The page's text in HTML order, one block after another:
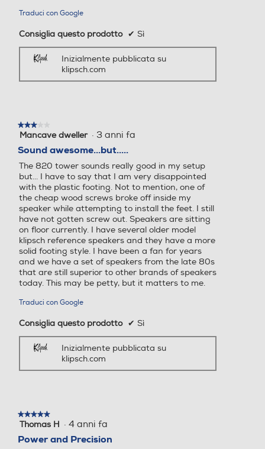
Traduci con Google
Consiglia questo prodotto ✔ Sì
Inizialmente pubblicata su
klipsch.com
★★★★★
★★★★★
3
5
stelle.
Mancave dweller · 3 anni fa
Sound awesome...but.....
The 820 tower sounds really good in my setup
but... I have to say that I am very disappointed
with the plastic footing. Not to mention, one of
the cheap wood screws broke off inside my
speaker while attempting to install the feet. I still
have not gotten screw out. Speakers are sitting
on floor currently. I have several older model
klipsch reference speakers and they have a more
solid footing style. I have been a fan for years
and we have a set of speakers from the late 80s
that are still superior to other brands of speakers
today. This may be petty, but it matters to me.
Traduci con Google
Consiglia questo prodotto ✔ Sì
Inizialmente pubblicata su
klipsch.com
★★★★★
★★★★★
5
5
Thomas H · 4 anni fa
Power and Precision